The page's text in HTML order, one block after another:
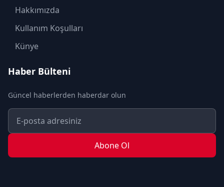
MODA
OTOMOBİL
POLİTİKA
SON DAKİKA
SPOR
TURİZM
Hakkımızda
Kullanım Koşulları
Künye
Haber Bülteni
Güncel haberlerden haberdar olun
Abone Ol